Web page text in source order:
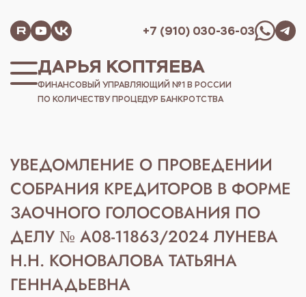
+7 (910) 030-36-03
ДАРЬЯ КОПТЯЕВА
ФИНАНСОВЫЙ УПРАВЛЯЮЩИЙ №1 В РОССИИ
ПО КОЛИЧЕСТВУ ПРОЦЕДУР БАНКРОТСТВА
УВЕДОМЛЕНИЕ О ПРОВЕДЕНИИ
СОБРАНИЯ КРЕДИТОРОВ В ФОРМЕ
ЗАОЧНОГО ГОЛОСОВАНИЯ ПО
ДЕЛУ № А08-11863/2024 ЛУНЕВА
Н.Н. КОНОВАЛОВА ТАТЬЯНА
ГЕННАДЬЕВНА